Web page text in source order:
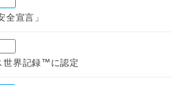
全宣言」
世界記録™に認定